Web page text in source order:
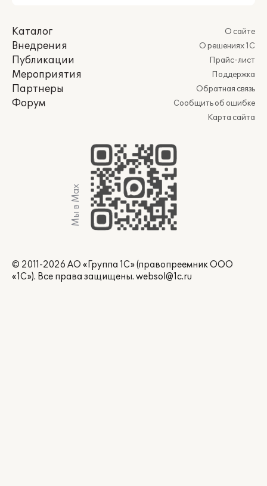
Каталог
Внедрения
Публикации
Мероприятия
Партнеры
Форум
О сайте
О решениях 1С
Прайс-лист
Поддержка
Обратная связь
Сообщить об ошибке
Карта сайта
Мы в Max
© 2011-2026 АО «Группа 1С» (правопреемник ООО
«1С»). Все права защищены. websol@1c.ru